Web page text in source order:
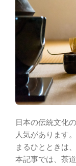
日本の伝統文化
人気があります
まるひとときは
本記事では、茶